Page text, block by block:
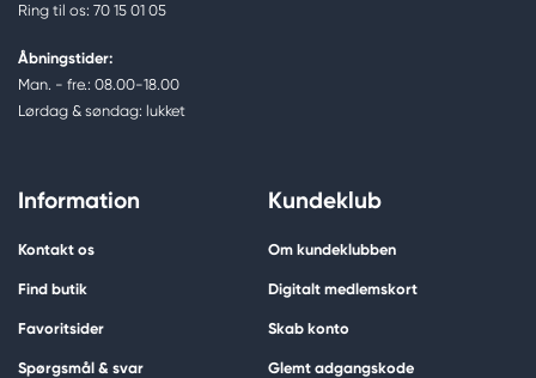
Ring til os: 70 15 01 05
Åbningstider:
Man. - fre.: 08.00-18.00
Lørdag & søndag: lukket
Information
Kontakt os
Find butik
Favoritsider
Spørgsmål & svar
Kundeklub
Om kundeklubben
Digitalt medlemskort
Skab konto
Glemt adgangskode